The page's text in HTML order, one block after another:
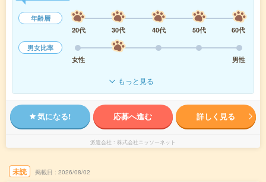
年齢層
20代
30代 40代 50代
60代
男女比率
女性
男性
もっと見る
気になる! 応募へ進む 詳しく見る
派遣会社 株式会社ニッソーネット
未読 掲載日 2026/08/02